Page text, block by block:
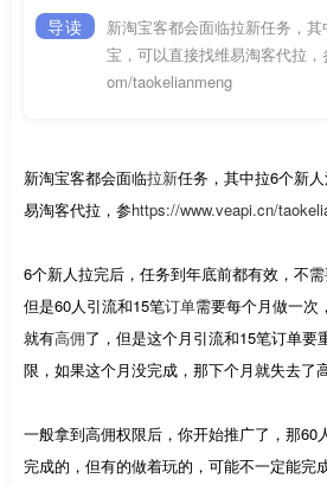
导读
新淘宝客都会面临拉新任务，
宝，可以直接找维易淘客代拉
om/taokelianmeng
新淘宝客都会面临拉新任务，其中拉6个新
易淘客代拉，参https://www.veapi.cn/
6个新人拉完后，任务到年底前都有效，不需
但是60人引流和15笔订单需要每个月做一次
就有高佣了，但是这个月引流和15笔订单要
限，如果这个月没完成，那下个月就失去了
一般拿到高佣权限后，你开始推广了，那60
完成的，但有的做着玩的，可能不一定能完